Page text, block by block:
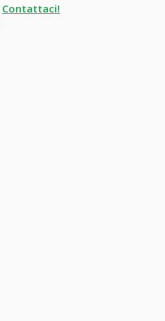
Contattaci!